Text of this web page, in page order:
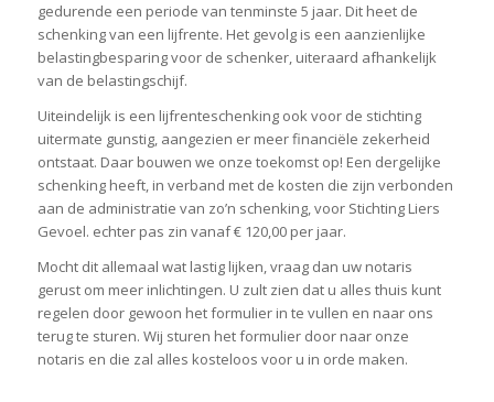
gedurende een periode van tenminste 5 jaar. Dit heet de
schenking van een lijfrente. Het gevolg is een aanzienlijke
belastingbesparing voor de schenker, uiteraard afhankelijk
van de belastingschijf.
Uiteindelijk is een lijfrenteschenking ook voor de stichting
uitermate gunstig, aangezien er meer financiële zekerheid
ontstaat. Daar bouwen we onze toekomst op! Een dergelijke
schenking heeft, in verband met de kosten die zijn verbonden
aan de administratie van zo’n schenking, voor Stichting Liers
Gevoel. echter pas zin vanaf € 120,00 per jaar.
Mocht dit allemaal wat lastig lijken, vraag dan uw notaris
gerust om meer inlichtingen. U zult zien dat u alles thuis kunt
regelen door gewoon het formulier in te vullen en naar ons
terug te sturen. Wij sturen het formulier door naar onze
notaris en die zal alles kosteloos voor u in orde maken.